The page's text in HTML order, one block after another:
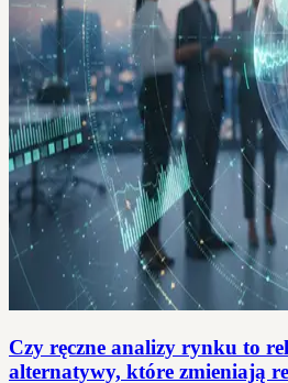
Czy ręczne analizy rynku to
alternatywy, które zmieniają